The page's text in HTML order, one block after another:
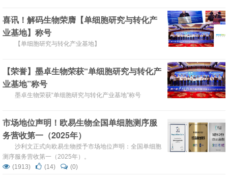
喜讯！解码生物荣膺【单细胞研究与转化产
业基地】称号​
【单细胞研究与转化产业基地】
【荣誉】墨卓生物荣获“单细胞研究与转化产
业基地”称号
墨卓生物荣获“单细胞研究与转化产业基地”称号
市场地位声明！欧易生物全国单细胞测序服
务营收第一（2025年）
沙利文正式向欧易生物授予市场地位声明：全国单细胞
测序服务营收第一（2025年）。
(1913)
(14) (0)